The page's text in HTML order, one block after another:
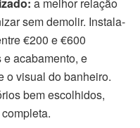
a melhor relação
sem demolir. Instala-
€200 e €600
acabamento, e
o visual do banheiro.
bem escolhidos,